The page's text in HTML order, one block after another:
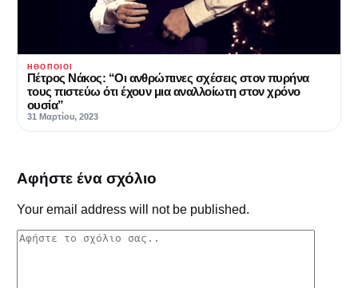
ΗΘΟΠΟΙΟΊ
Πέτρος Νάκος: “Οι ανθρώπινες σχέσεις στον πυρήνα
τους πιστεύω ότι έχουν μια αναλλοίωτη στον χρόνο
ουσία”
31 Μαρτίου, 2023
Αφήστε ένα σχόλιο
Your email address will not be published.